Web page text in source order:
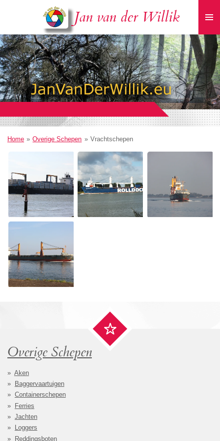
de
hoofdinhoud
Jan van der Willik
Home » Overige Schepen » Vrachtschepen
Overige Schepen
Aken
Baggervaartuigen
Containerschepen
Ferries
Jachten
Loggers
Reddingsboten